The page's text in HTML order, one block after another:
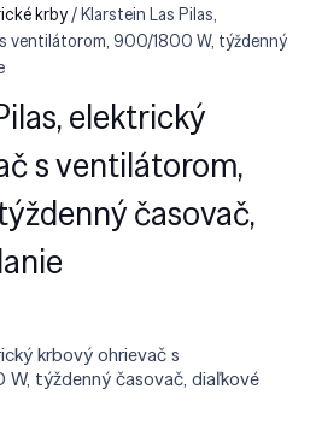
krby/ Klarstein Las Pilas,
ventilátorom, 900/1800 W, týždenný
elektrický
s ventilátorom,
časovač,
krbový ohrievač s
týždenný časovač, diaľkové